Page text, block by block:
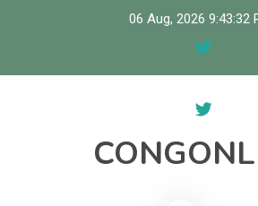
06 Aug, 2026 9:43:33